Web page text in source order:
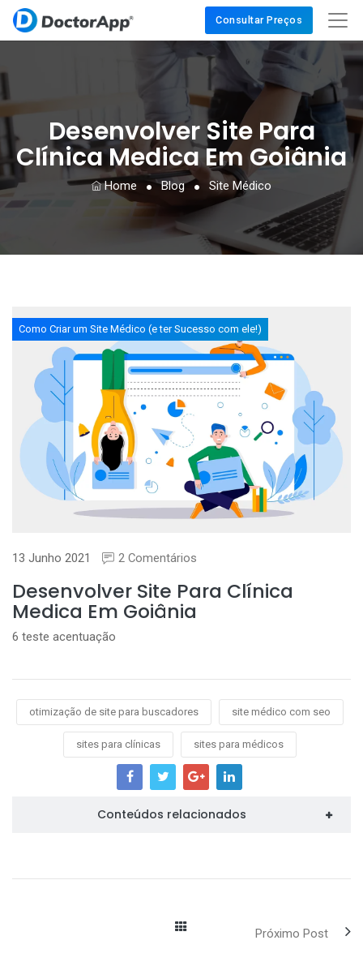
Consultar Preços
Desenvolver Site Para
Clínica Medica Em Goiânia
Home Blog Site Médico
Como Criar um Site Médico (e ter Sucesso com ele!)
13 Junho 2021 2 Comentários
Desenvolver Site Para Clínica
Medica Em Goiânia
6 teste acentuação
otimização de site para buscadores site médico com seo
sites para clínicas sites para médicos
Conteúdos relacionados
Próximo Post